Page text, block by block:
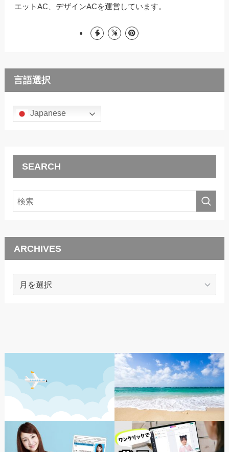
エットAC、デザインACを運営しています。
言語選択
Japanese
SEARCH
ARCHIVES
ARCHIVES